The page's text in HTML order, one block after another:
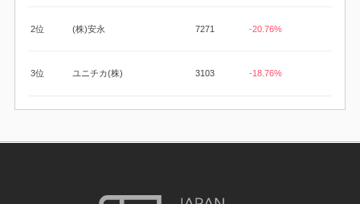
2位 (株)安永 7271 -20.76%
3位 ユニチカ(株) 3103 -18.76%